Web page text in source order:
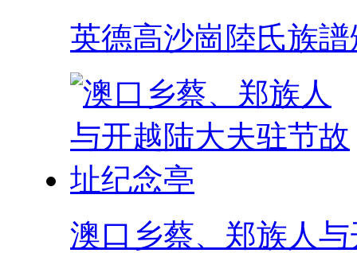
英德高沙崗陸氏族
澳口乡蔡、郑族人